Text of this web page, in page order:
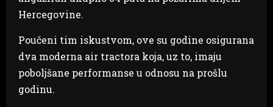
Hercegovine.
Poučeni tim iskustvom, ove su godine osigurana
dva moderna air tractora koja, uz to, imaju
poboljšane performanse u odnosu na prošlu
godinu.